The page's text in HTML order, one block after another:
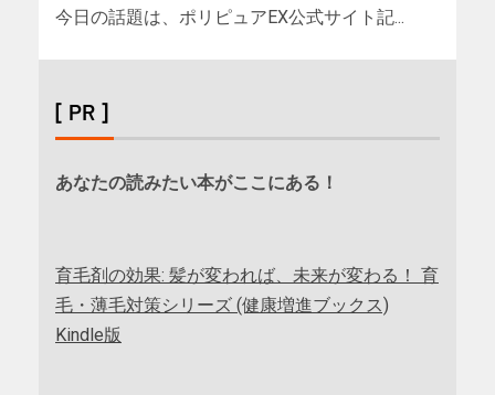
今日の話題は、ポリピュアEX公式サイト記...
[ PR ]
あなたの読みたい本がここにある！
育毛剤の効果: 髪が変われば、未来が変わる！ 育
毛・薄毛対策シリーズ (健康増進ブックス)
Kindle版